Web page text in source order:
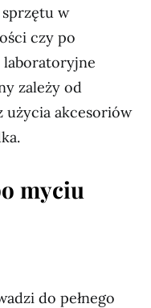
sprzętu w
czy po
laboratoryjne
zależy od
użycia akcesoriów
myciu
do pełnego